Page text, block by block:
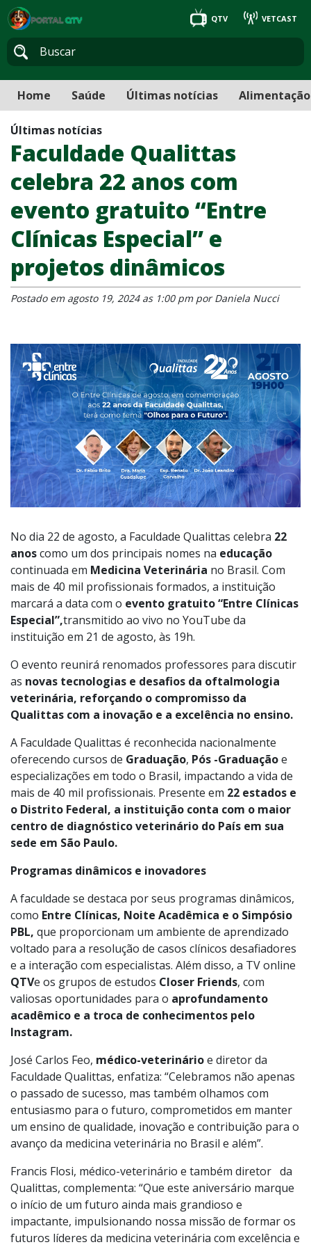
QTV VETCAST
Home Saúde Últimas notícias Alimentação
Últimas notícias
Faculdade Qualittas
celebra 22 anos com
evento gratuito “Entre
Clínicas Especial” e
projetos dinâmicos
Postado em agosto 19, 2024 as 1:00 pm por Daniela Nucci
No dia 22 de agosto, a Faculdade Qualittas celebra 22
anoscomo um dos principais nomes na educação
continuada em Medicina Veterinária no Brasil. Com
mais de 40 mil profissionais formados, a instituição
marcará a data com o evento gratuito “Entre Clínicas
Especial”,transmitido ao vivo no YouTube da
instituição em 21 de agosto, às 19h.
O evento reunirá renomados professores para discutir
as novas tecnologias e desafios da oftalmologia
veterinária, reforçando o compromisso da
Qualittas com a inovação e a excelência no ensino.
A Faculdade Qualittas é reconhecida nacionalmente
oferecendo cursos de Graduação, Pós -Graduaçãoe
especializações em todo o Brasil, impactando a vida de
mais de 40 mil profissionais. Presente em 22 estados e
o Distrito Federal, a instituição conta com o maior
centro de diagnóstico veterinário do País em sua
sede em São Paulo.
Programas dinâmicos e inovadores
A faculdade se destaca por seus programas dinâmicos,
como Entre Clínicas, Noite Acadêmica e o Simpósio
PBL, que proporcionam um ambiente de aprendizado
voltado para a resolução de casos clínicos desafiadores
e a interação com especialistas. Além disso, a TV online
QTVe os grupos de estudos Closer Friends, com
valiosas oportunidades para o aprofundamento
acadêmico e a troca de conhecimentos pelo
Instagram.
José Carlos Feo, médico-veterinárioe diretor da
Faculdade Qualittas, enfatiza: “Celebramos não apenas
o passado de sucesso, mas também olhamos com
entusiasmo para o futuro, comprometidos em manter
um ensino de qualidade, inovação e contribuição para o
avanço da medicina veterinária no Brasil e além”.
Francis Flosi, médico-veterinário e também diretor da
Qualittas, complementa: “Que este aniversário marque
o início de um futuro ainda mais grandioso e
impactante, impulsionando nossa missão de formar os
futuros líderes da medicina veterinária com excelência e